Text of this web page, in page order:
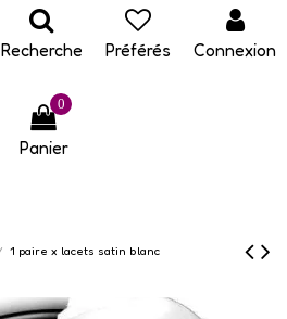
Recherche Préférés Connexion
0
Panier
1 paire x lacets satin blanc